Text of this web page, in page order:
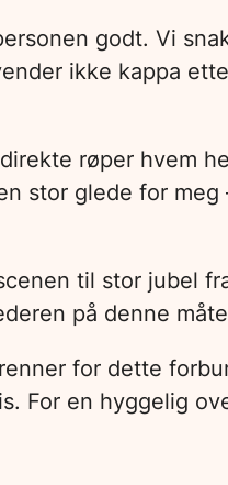
godt. Vi
ikke kappa
røper hvem
stor glede for
til stor jubel
på denne
for dette
For en hyggelig